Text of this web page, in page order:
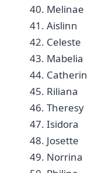
40. Melinae
41. Aislinn
42. Celeste
43. Mabelia
44. Catherin
45. Riliana
46. Theresy
47. Isidora
48. ⁤Josette
49. Norrina